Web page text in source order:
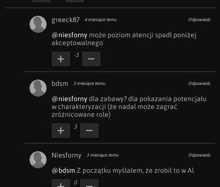
greeck87 4 miesiące temu Odpowiedz
@niesforny może poziom atencji spadł poniżej
akceptowalnego
-5
bdsm 3 miesiące temu Odpowiedz
@niesforny dla zabawy? dla pokazania potencjału
w charakteryzacji (że nadal może zagrać
zróżnicowane role)
3
Niesforny 3 miesiące temu Odpowiedz
@bdsm Z początku myślałem, że zrobił to w Al
0